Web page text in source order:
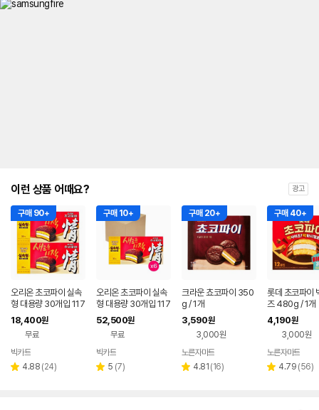
이런 상품 어때요? 광고
구매 90+
오리온 초코파이 실속
형 대용량 30개입 117
0g X 2개
18,400원
무료
빅카트
별 4.88 리
(24)
구매 10+
오리온 초코파이 실속
형 대용량 30개입 117
0g X 6개 1박스
52,500원
무료
빅카트
별 5 리
(7)
구매 20+
크라운 쵸코파이 350
g / 1개
3,590원
3,000원
노른자마트
별 4.81 리
(16)
구매 40+
롯데 초코파이
즈 480g / 1개
4,190원
3,000원
노른자마트
별 4.79 리
(56)